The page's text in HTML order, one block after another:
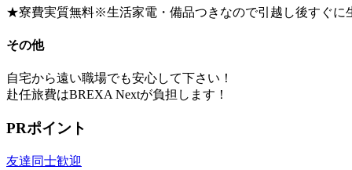
★寮費実質無料※生活家電・備品つきなので引越し後すぐに
その他
自宅から遠い職場でも安心して下さい！
赴任旅費はBREXA Nextが負担します！
PRポイント
友達同士歓迎